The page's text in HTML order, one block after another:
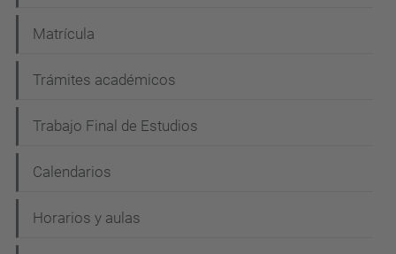
i
ó
Matrícula
Trámites académicos
Trabajo Final de Estudios
Calendarios
Horarios y aulas